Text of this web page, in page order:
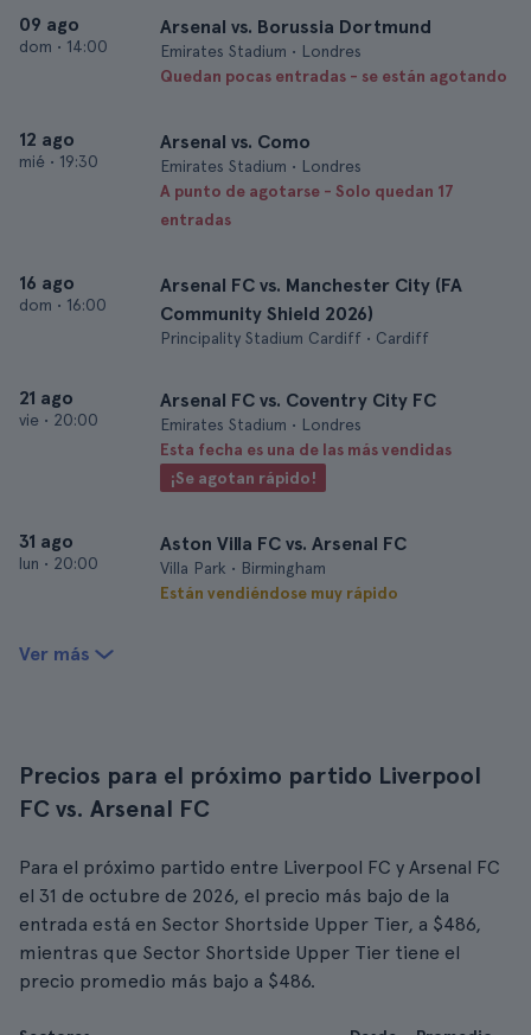
09 ago
dom • 14:00
Arsenal vs. Borussia Dortmund
Emirates Stadium • Londres
Quedan pocas entradas - se están agotando
12 ago
mié • 19:30
Arsenal vs. Como
Emirates Stadium • Londres
A punto de agotarse - Solo quedan 17
entradas
16 ago
dom • 16:00
Arsenal FC vs. Manchester City (FA
Community Shield 2026)
Principality Stadium Cardiff • Cardiff
21 ago
vie • 20:00
Arsenal FC vs. Coventry City FC
Emirates Stadium • Londres
Esta fecha es una de las más vendidas
¡Se agotan rápido!
31 ago
lun • 20:00
Aston Villa FC vs. Arsenal FC
Villa Park • Birmingham
Están vendiéndose muy rápido
Ver más
Precios para el próximo partido Liverpool
FC vs. Arsenal FC
Para el próximo partido entre Liverpool FC y Arsenal FC
el 31 de octubre de 2026, el precio más bajo de la
entrada está en Sector Shortside Upper Tier, a $486,
mientras que Sector Shortside Upper Tier tiene el
precio promedio más bajo a $486.